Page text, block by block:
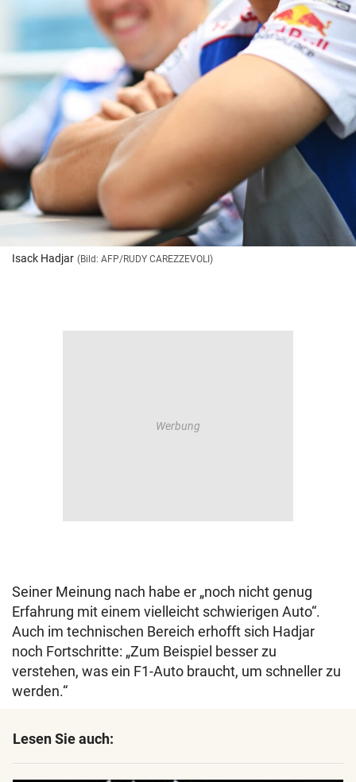
Isack Hadjar (Bild: AFP/RUDY CAREZZEVOLI)
Seiner Meinung nach habe er „noch nicht genug
Erfahrung mit einem vielleicht schwierigen Auto“.
Auch im technischen Bereich erhofft sich Hadjar
noch Fortschritte: „Zum Beispiel besser zu
verstehen, was ein F1-Auto braucht, um schneller zu
werden.“
Lesen Sie auch: